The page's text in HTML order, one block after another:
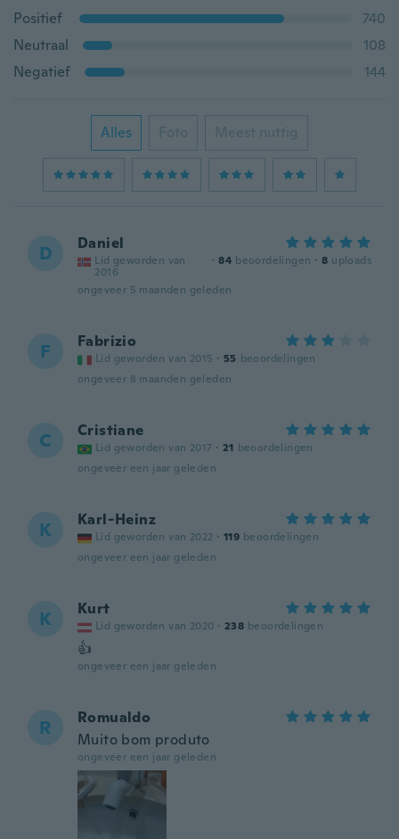
Positief
740
Neutraal
108
Negatief
144
Alles Foto Meest nuttig
D Daniel
Lid geworden van
2016
· 84 beoordelingen · 8 uploads
ongeveer 5 maanden geleden
F Fabrizio
Lid geworden van 2015 · 55 beoordelingen
ongeveer 8 maanden geleden
C Cristiane
Lid geworden van 2017 · 21 beoordelingen
ongeveer een jaar geleden
K Karl-Heinz
Lid geworden van 2022 · 119 beoordelingen
ongeveer een jaar geleden
K Kurt
Lid geworden van 2020 · 238 beoordelingen
👍
ongeveer een jaar geleden
R
Romualdo
Muito bom produto
ongeveer een jaar geleden